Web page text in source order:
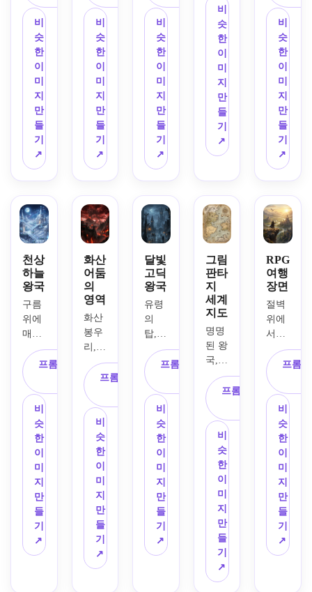
나는
중세
성,
울창
한 에
메랄
드 숲
을 가
로지
르는
구불
구불
한
강,
계곡
의 작
은 마
을,
부피
구름
을 뚫
는 황
금빛
광선,
한 따
뜻하
고 시
원한
색상
대비,
매우
세밀
한 환
경 컨
셉 아
트,
비
슷
한
이
미
지
만
들
기
↗
빛나
는 등
번화
한 광
황혼
무렵
높은
각도
에서
바라
보는
마법
같은
푸른
조명,
복잡
한 건
축,
반사
수로,
깊은
분위
점,
우아
한 보
석 톤
팔레
웅장
한 영
화 느
낌의
매우
세밀
계 건
비
슷
한
이
미
지
만
들
기
↗
로 뒤
덮인
폐허,
떠다
니는
요정
조명,
안개
가 자
욱한
구불
구불
한
길,
숨겨
진 돌
아치,
무성
한 겹
겹이
쌓인
단풍,
부드
청록
에메
랄드
마법
같은
분위
몰입
감 있
는 회
화 컨
셉 아
비
슷
한
이
미
지
만
들
기
↗
식 폭
반짝
이는
마법
의 안
에메
랄드
절벽,
반사
그리
고 먼
산등
성이
가득
한 초
현실
적인
판타
지 밸
리,
꿈같
은 일
출 빛
으로
비추
고,
생생
한 청
록색
과 보
라색
악센
매우
세밀
한 환
경 일
비
슷
한
이
미
지
만
들
기
↗
한 하
늘 다
리,
구름
에 둘
러싸
인 요
새,
육지
사이
를 떠
다니
는 비
행선,
구름
을 뚫
는 빛
나는
광선,
광활
한 수
직 구
성,
천상
트,
복잡
한 건
축,
스케
일과
모션,
하이
판타
지 경
이로
움을
비
슷
한
이
미
지
만
들
기
↗
천상
하늘
왕국
구름
위에
매달
린 천
상의
판타
지 왕
국,
달빛
아래
빛나
는 은
색 궁
전,
별이
가득
한 하
늘,
프롬프트 복
비
슷
한
이
미
지
만
들
기
↗
화산
어둠
의
영역
화산
봉우
리,
검은
돌 요
새,
용암
강,
진홍
색 폭
풍 구
표류
하는
톱니
절벽,
땅을
프롬프트 복
비
슷
한
이
미
지
만
들
기
↗
달빛
고딕
왕국
유령
의
탑,
자갈
길,
표류
하는
안개,
철 첨
탑 위
의 까
마귀,
청회
색 밤
팔레
트,
화려
한 어
프롬프트 복
비
슷
한
이
미
지
만
들
기
↗
그림
판타
지
세계
지도
명명
된 왕
국,
산맥,
숲,
사막,
바다,
구불
구불
한 무
역로,
장식
용 나
침반
장미,
고대
국경
표시,
프롬프트 복
비
슷
한
이
미
지
만
들
기
↗
RPG
여행
장면
절벽
위에
서서
광활
한 환
상의
왕국
인
성,
계곡,
강,
하늘
의 먼
용,
겹겹
이 쌓
인 산
지평
프롬
비
슷
한
이
미
지
만
들
기
↗